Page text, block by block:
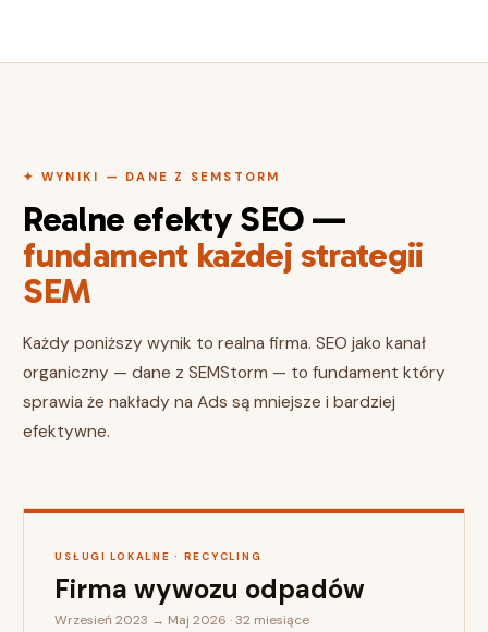
✦ WYNIKI — DANE Z SEMSTORM
Realne efekty SEO —
fundament każdej strategii
SEM
Każdy poniższy wynik to realna firma. SEO jako kanał
organiczny — dane z SEMStorm — to fundament który
sprawia że nakłady na Ads są mniejsze i bardziej
efektywne.
USŁUGI LOKALNE · RECYCLING
Firma wywozu odpadów
Wrzesień 2023 → Maj 2026 · 32 miesiące